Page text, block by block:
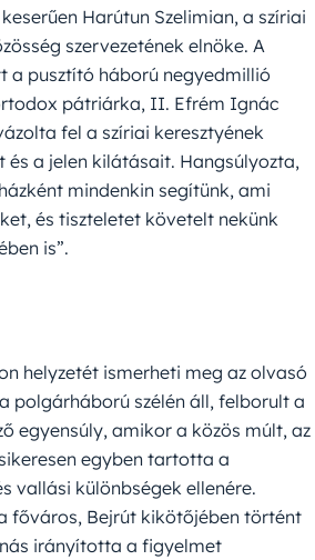
Harútun Szelimian, a szíriai
szervezetének elnöke. A
a pusztító háború negyedmillió
pátriárka, II. Efrém Ignác
fel a szíriai keresztyének
és a jelen kilátásait. Hangsúlyozta,
mindenkin segítünk, ami
és tiszteletet követelt nekünk
is”.
helyzetét ismerheti meg az olvasó
polgárháború szélén áll, felborult a
egyensúly, amikor a közös múlt, az
egyben tartotta a
vallási különbségek ellenére.
főváros, Bejrút kikötőjében történt
irányította a figyelmet